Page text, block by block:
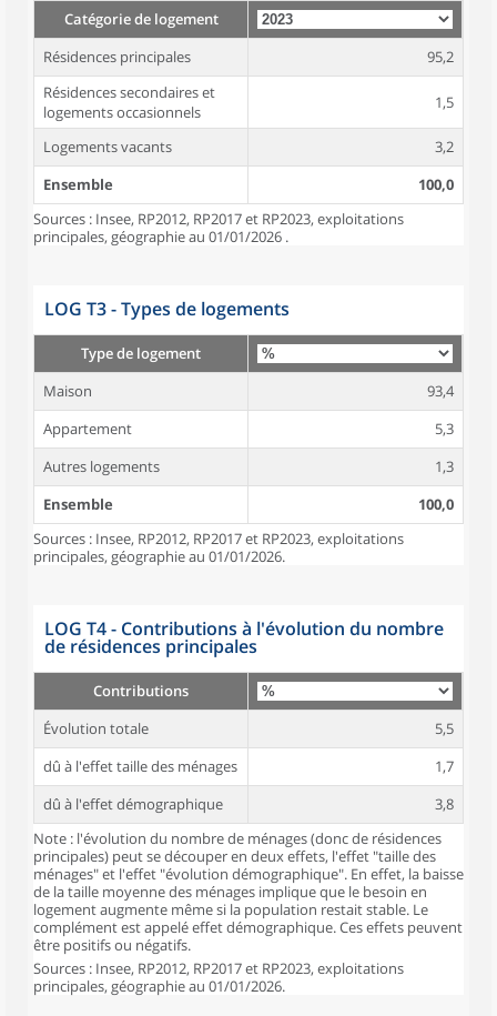
Catégorie de logement
Résidences principales
95,2
Résidences secondaires et
logements occasionnels
1,5
Logements vacants
3,2
Ensemble
100,0
Sources : Insee, RP2012, RP2017 et RP2023, exploitations
principales, géographie au 01/01/2026 .
LOG T3 - Types de logements
Type de logement
Maison
93,4
Appartement
5,3
Autres logements
1,3
Ensemble
100,0
Sources : Insee, RP2012, RP2017 et RP2023, exploitations
principales, géographie au 01/01/2026.
LOG T4 - Contributions à l'évolution du nombre
de résidences principales
Contributions
Évolution totale
5,5
dû à l'effet taille des ménages
1,7
dû à l'effet démographique
3,8
Note : l'évolution du nombre de ménages (donc de résidences
principales) peut se découper en deux effets, l'effet "taille des
ménages" et l'effet "évolution démographique". En effet, la baisse
de la taille moyenne des ménages implique que le besoin en
logement augmente même si la population restait stable. Le
complément est appelé effet démographique. Ces effets peuvent
être positifs ou négatifs.
Sources : Insee, RP2012, RP2017 et RP2023, exploitations
principales, géographie au 01/01/2026.